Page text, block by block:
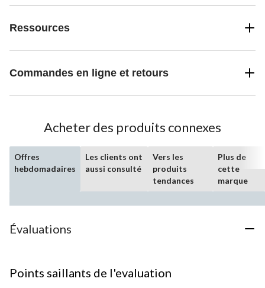
Ressources
Commandes en ligne et retours
Acheter des produits connexes
Offres
hebdomadaires
Les clients ont
aussi consulté
Vers les
produits
tendances
Plus de
cette
marque
Évaluations
Points saillants de l'evaluation